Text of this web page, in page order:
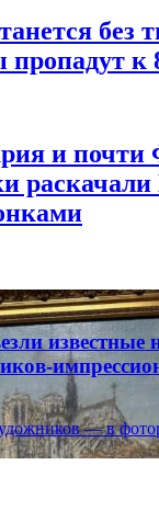
без
пропадут к
и почти
раскачали
известные
— в